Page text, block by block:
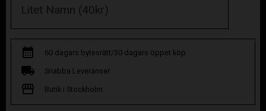
60 dagars bytesrätt/30 dagars öppet köp
Snabba Leveranser
Butik i Stockholm